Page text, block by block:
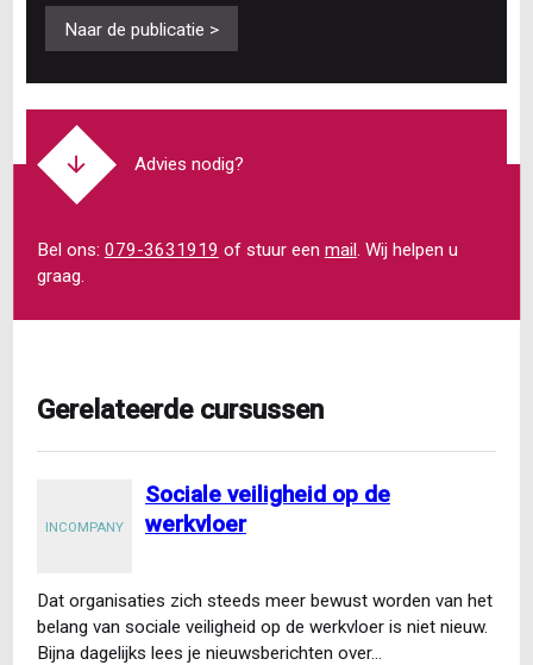
Naar de publicatie >
Advies nodig?
Bel ons: 079-3631919 of stuur een mail. Wij helpen u
graag.
Gerelateerde cursussen
INCOMPANY
Sociale veiligheid op de
werkvloer
Dat organisaties zich steeds meer bewust worden van het
belang van sociale veiligheid op de werkvloer is niet nieuw.
Bijna dagelijks lees je nieuwsberichten over…